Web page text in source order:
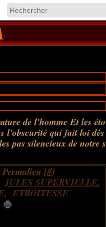
de l'homme Et les éto
l'obscurité qui fait loi dès
pas silencieux de notre s
[#]
JULES SUPERVIELLE,
, ETROITESSE